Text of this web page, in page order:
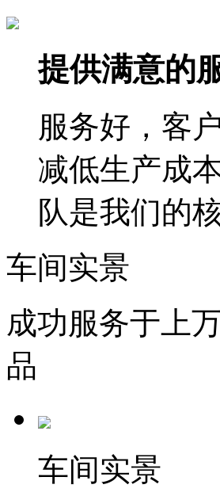
提供满意的
服务好，客
减低生产成
队是我们的
车间实景
成功服务于上
品
车间实景